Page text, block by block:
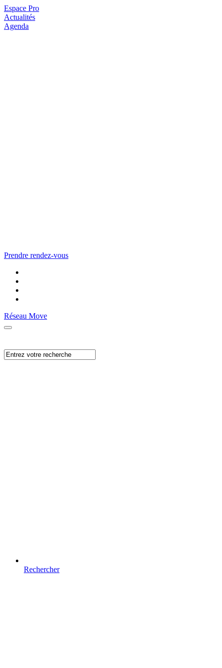
Espace Pro
Actualités
Agenda
Prendre rendez-vous
Réseau Move
Rechercher